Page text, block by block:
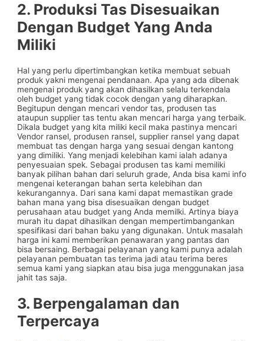
2. Produksi Tas Disesuaikan
Dengan Budget Yang Anda
Miliki
Hal yang perlu dipertimbangkan ketika membuat sebuah
produk yakni mengenai pendanaan. Apa yang ada dibenak
mengenai produk yang akan dihasilkan selalu terkendala
oleh budget yang tidak cocok dengan yang diharapkan.
Begitupun dengan mencari vendor tas, produsen tas
ataupun supplier tas tentu akan mencari harga yang terbaik.
Dikala budget yang kita miliki kecil maka pastinya mencari
Vendor ransel, produsen ransel, supplier ransel yang dapat
membuat tas dengan harga yang sesuai dengan kantong
yang dimiliki. Yang menjadi kelebihan kami ialah adanya
penyesuaian spek. Sebagai produsen tas kami memiliki
banyak pilihan bahan dari seluruh grade, Anda bisa kami info
mengenai keterangan bahan serta kelebihan dan
kekurangannya. Dari sana kami dapat memastikan grade
bahan mana yang bisa disesuaikan dengan budget
perusahaan atau budget yang Anda memilki. Artinya biaya
murah itu dapat dihasilkan dengan mempertimbangankan
spesifikasi dari bahan baku yang digunakan. Untuk masalah
harga ini kami memberikan penawaran yang pantas dan
bisa bersaing. Berbagai pelayanan yang kami punya adalah
pelayanan pembuatan tas terima jadi atau terima beres
semua kami yang siapkan atau bisa juga menggunakan jasa
jahit tas saja.
3. Berpengalaman dan
Terpercaya